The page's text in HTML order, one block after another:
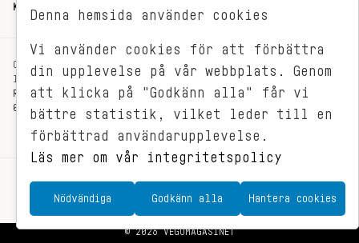
KONTAKT
OXENSTIERNSGATAN 33
114 27 STOCKHOLM
REDAKTIONEN@VEGOMAGASINET.SE
08-799 62 01
© 2026 VEGOMAGASINET
Denna hemsida använder cookies
Vi använder cookies för att förbättra
din upplevelse på vår webbplats. Genom
att klicka på "Godkänn alla" får vi
bättre statistik, vilket leder till en
förbättrad användarupplevelse.
Läs mer om vår integritetspolicy
Nödvändiga Godkänn alla Hantera cookies